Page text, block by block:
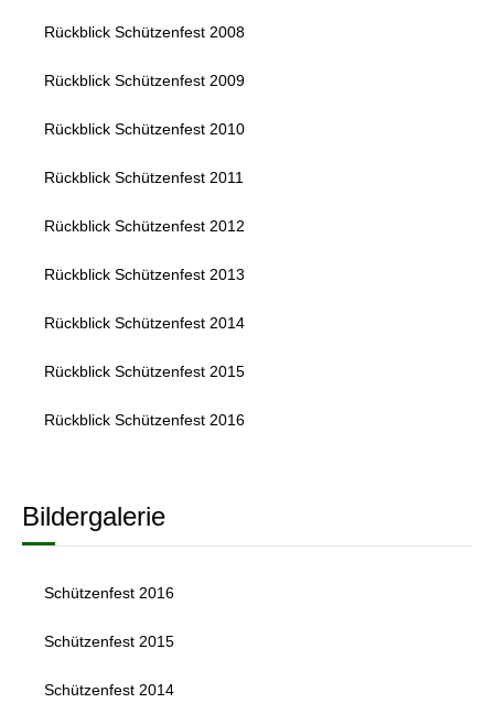
Rückblick Schützenfest 2008
Rückblick Schützenfest 2009
Rückblick Schützenfest 2010
Rückblick Schützenfest 2011
Rückblick Schützenfest 2012
Rückblick Schützenfest 2013
Rückblick Schützenfest 2014
Rückblick Schützenfest 2015
Rückblick Schützenfest 2016
Bildergalerie
Schützenfest 2016
Schützenfest 2015
Schützenfest 2014